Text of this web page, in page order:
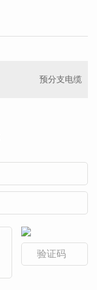
预分支电缆